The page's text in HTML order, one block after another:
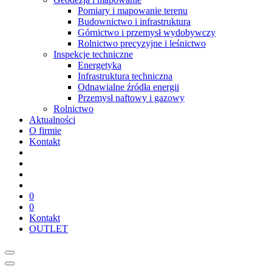
Pomiary i mapowanie terenu
Budownictwo i infrastruktura
Górnictwo i przemysł wydobywczy
Rolnictwo precyzyjne i leśnictwo
Inspekcje techniczne
Energetyka
Infrastruktura techniczna
Odnawialne źródła energii
Przemysł naftowy i gazowy
Rolnictwo
Aktualności
O firmie
Kontakt
0
0
Kontakt
OUTLET